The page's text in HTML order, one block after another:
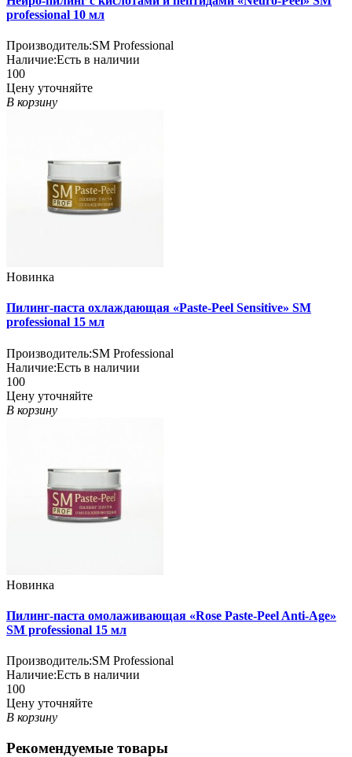
professional 10 мл
Производитель:SM Professional
Наличие:Есть в наличии
100
Цену уточняйте
В корзину
Новинка
Пилинг-паста охлаждающая «Paste-Peel Sensitive» SM
professional 15 мл
Производитель:SM Professional
Наличие:Есть в наличии
100
Цену уточняйте
В корзину
Новинка
Пилинг-паста омолаживающая «Rose Paste-Peel Anti-Age»
SM professional 15 мл
Производитель:SM Professional
Наличие:Есть в наличии
100
Цену уточняйте
В корзину
Рекомендуемые товары